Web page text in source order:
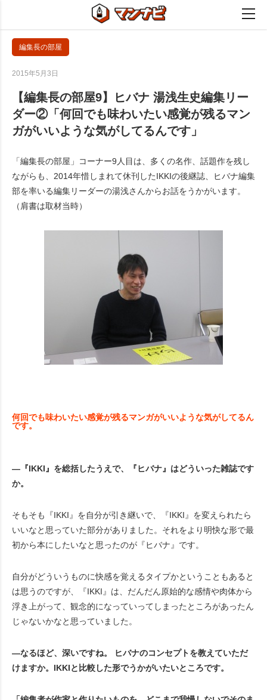
編集長の部屋
2015年5月3日
【編集長の部屋9】ヒバナ 湯浅生史編集リー
ダー②「何回でも味わいたい感覚が残るマン
ガがいいような気がしてるんです」
「編集長の部屋」コーナー9人目は、多くの名作、話題作を残し
ながらも、2014年惜しまれて休刊したIKKIの後継誌、ヒバナ編集
部を率いる編集リーダーの湯浅さんからお話をうかがいます。
（肩書は取材当時）
何回でも味わいたい感覚が残るマンガがいいような気がしてるん
です。
―『IKKI』を総括したうえで、『ヒバナ』はどういった雑誌です
か。
そもそも『IKKI』を自分が引き継いで、『IKKI』を変えられたら
いいなと思っていた部分がありました。それをより明快な形で最
初から本にしたいなと思ったのが『ヒバナ』です。
自分がどういうものに快感を覚えるタイプかということもあると
は思うのですが、『IKKI』は、だんだん原始的な感情や肉体から
浮き上がって、観念的になっていってしまったところがあったん
じゃないかなと思っていました。
―なるほど、深いですね。 ヒバナのコンセプトを教えていただ
けますか。IKKIと比較した形でうかがいたいところです。